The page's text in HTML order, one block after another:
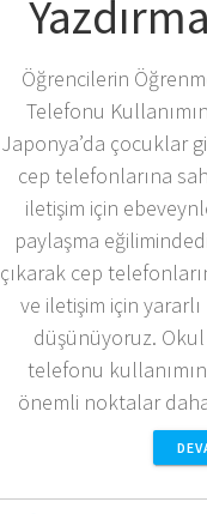
Öğrencilerin
Telefonu
Japonya’da çocuklar
cep telefonlarına
iletişim için
paylaşma
çıkarak cep
ve iletişim için
düşünüyoruz.
telefonu
önemli noktalar